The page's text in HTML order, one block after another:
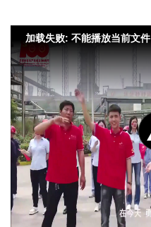
加载失败: 不能播放当前文件